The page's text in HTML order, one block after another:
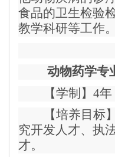
食品的卫生检验
教学科研等工作。
动物药学专
【学制】4年
【培养目标
究开发人才、执
才。